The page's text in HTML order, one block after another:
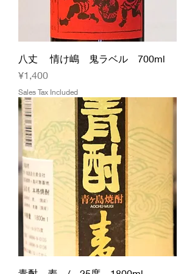
八丈 情け嶋 鬼ラベル 700ml
Price
¥1,400
Sales Tax Included